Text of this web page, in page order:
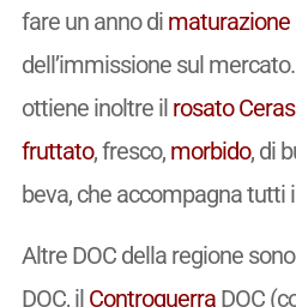
fare un anno di maturazione
dell’immissione sul
ottiene inoltre il rosato
fruttato, fresco, morbido, di
beva, che accompagna tutti
Altre DOC della regione
DOC, il ControguerraDOC